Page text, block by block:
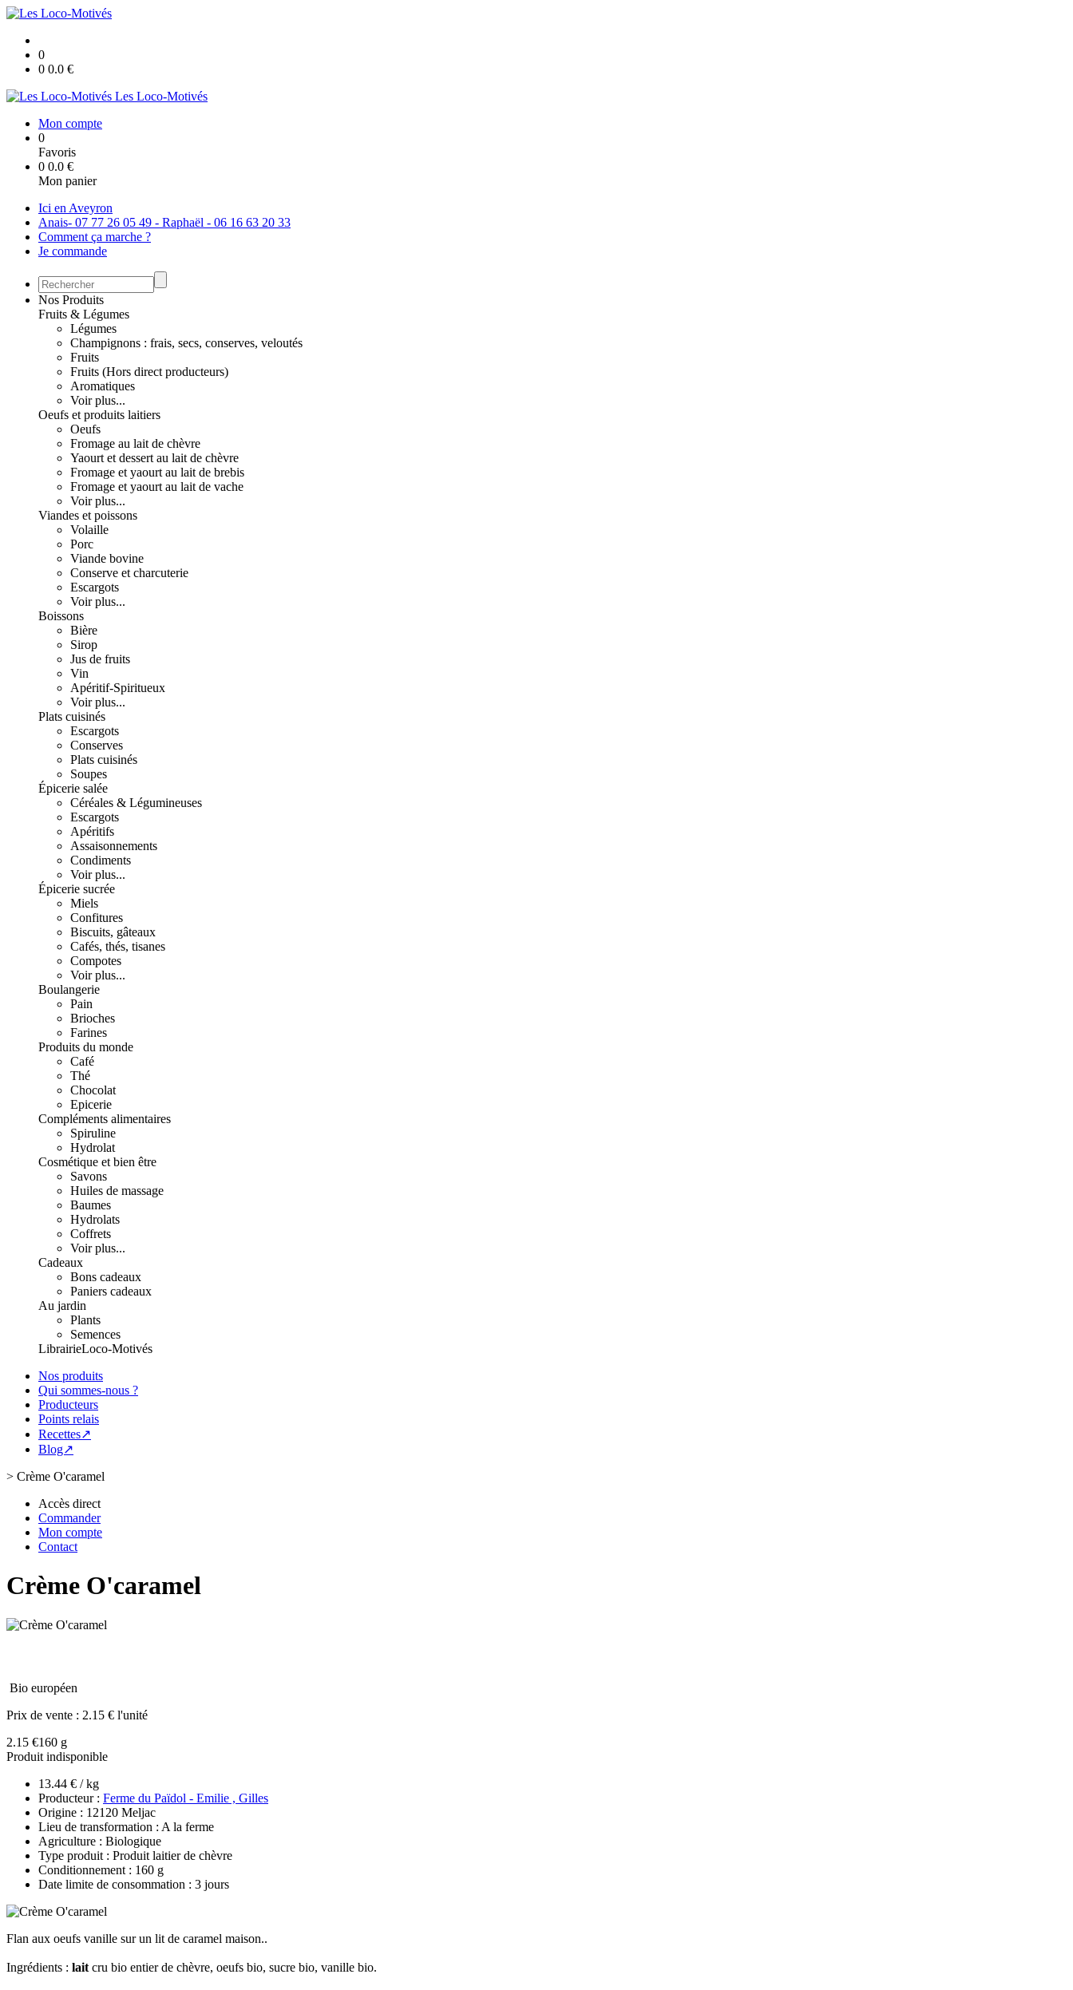
0
0 0.0 €
Les Loco-Motivés
Mon compte
0
Favoris
0 0.0 €
Mon panier
Ici en Aveyron
Anais- 07 77 26 05 49 - Raphaël - 06 16 63 20 33
Comment ça marche ?
Je commande
Nos Produits
Fruits & Légumes
Légumes
Champignons : frais, secs, conserves, veloutés
Fruits
Fruits (Hors direct producteurs)
Aromatiques
Voir plus...
Oeufs et produits laitiers
Oeufs
Fromage au lait de chèvre
Yaourt et dessert au lait de chèvre
Fromage et yaourt au lait de brebis
Fromage et yaourt au lait de vache
Voir plus...
Viandes et poissons
Volaille
Porc
Viande bovine
Conserve et charcuterie
Escargots
Voir plus...
Boissons
Bière
Sirop
Jus de fruits
Vin
Apéritif-Spiritueux
Voir plus...
Plats cuisinés
Escargots
Conserves
Plats cuisinés
Soupes
Épicerie salée
Céréales & Légumineuses
Escargots
Apéritifs
Assaisonnements
Condiments
Voir plus...
Épicerie sucrée
Miels
Confitures
Biscuits, gâteaux
Cafés, thés, tisanes
Compotes
Voir plus...
Boulangerie
Pain
Brioches
Farines
Produits du monde
Café
Thé
Chocolat
Epicerie
Compléments alimentaires
Spiruline
Hydrolat
Cosmétique et bien être
Savons
Huiles de massage
Baumes
Hydrolats
Coffrets
Voir plus...
Cadeaux
Bons cadeaux
Paniers cadeaux
Au jardin
Plants
Semences
LibrairieLoco-Motivés
Nos produits
Qui sommes-nous ?
Producteurs
Points relais
Recettes↗
Blog↗
> Crème O'caramel
Accès direct
Commander
Mon compte
Contact
Crème O'caramel
Bio européen
Prix de vente : 2.15 € l'unité
2.15 €160 g
Produit indisponible
13.44 € / kg
Producteur : Ferme du Païdol - Emilie , Gilles
Origine : 12120 Meljac
Lieu de transformation : A la ferme
Agriculture : Biologique
Type produit : Produit laitier de chèvre
Conditionnement : 160 g
Date limite de consommation : 3 jours
Flan aux oeufs vanille sur un lit de caramel maison..
Ingrédients : lait cru bio entier de chèvre, oeufs bio, sucre bio, vanille bio.